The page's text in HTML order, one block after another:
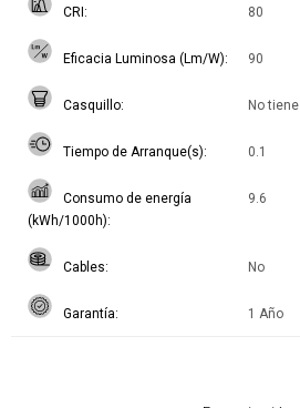
CRI 80
Eficacia Luminosa (Lm/W) 90
Casquillo No tiene
Tiempo de Arranque(s) 0.1
Consumo de energía
(kWh/1000h)
9.6
Cables No
Garantía 1 Año